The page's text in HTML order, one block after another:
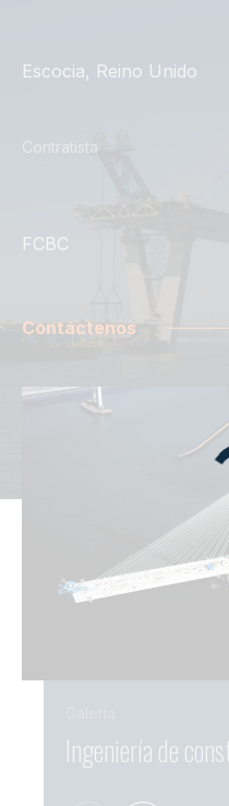
Escocia, Reino Unido
Contratista
FCBC
Contáctenos
Ingeniería de